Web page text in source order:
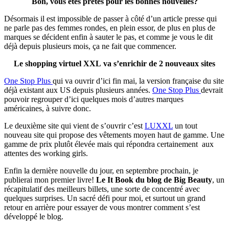
Désormais il est impossible de passer à côté d’un article presse qui
ne parle pas des femmes rondes, en plein essor, de plus en plus de
marques se décident enfin à sauter le pas, et comme je vous le dit
déjà depuis plusieurs mois, ça ne fait que commencer.
Le shopping virtuel XXL va s’enrichir de 2 nouveaux sites
One Stop Plus qui va ouvrir d’ici fin mai, la version française du site
déjà existant aux US depuis plusieurs années. One Stop Plus devrait
pouvoir regrouper d’ici quelques mois d’autres marques
américaines, à suivre donc.
Le deuxième site qui vient de s’ouvrir c’est LUXXL un tout
nouveau site qui propose des vêtements moyen haut de gamme. Une
gamme de prix plutôt élevée mais qui répondra certainement aux
attentes des working girls.
Enfin la dernière nouvelle du jour, en septembre prochain, je
publierai mon premier livre! Le It Book du blog de Big Beauty, un
récapitulatif des meilleurs billets, une sorte de concentré avec
quelques surprises. Un sacré défi pour moi, et surtout un grand
retour en arrière pour essayer de vous montrer comment s’est
développé le blog.